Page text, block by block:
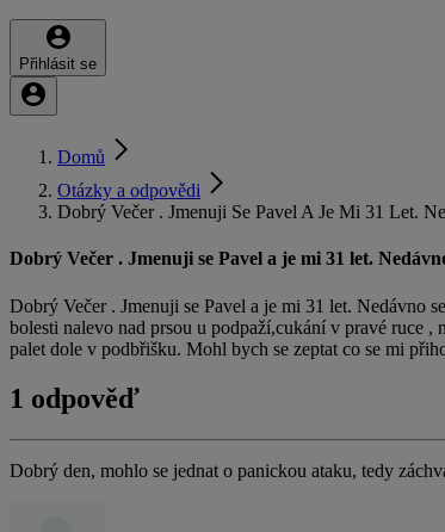
Přihlásit se
Domů
Otázky a odpovědi
Dobrý Večer . Jmenuji Se Pavel A Je Mi 31 Let.
Dobrý Večer . Jmenuji se Pavel a je mi 31 let.
Dobrý Večer . Jmenuji se Pavel a je mi 31 let. Nedávno
bolesti nalevo nad prsou u podpaží,cukání v pravé ruce ,
palet dole v podbřišku. Mohl bych se zeptat co se mi
1 odpověď
Dobrý den, mohlo se jednat o panickou ataku, tedy